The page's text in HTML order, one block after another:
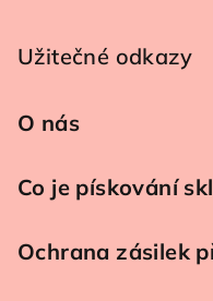
Užitečné odkazy
O nás
Co je pískování
Ochrana zásilek